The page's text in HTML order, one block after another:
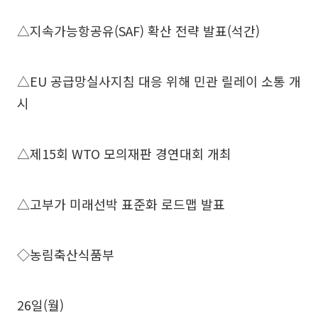
△지속가능항공유(SAF) 확산 전략 발표(석간)
△EU 공급망실사지침 대응 위해 민관 릴레이 소통 개
시
△제15회 WTO 모의재판 경연대회 개최
△고부가 미래선박 표준화 로드맵 발표
◇농림축산식품부
26일(월)